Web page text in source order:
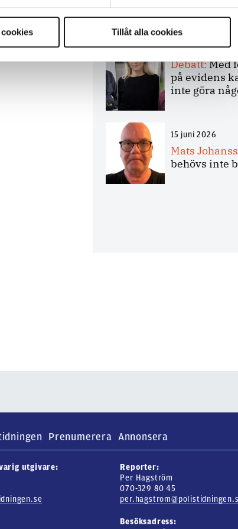
Tillåt alla cookies
bakbinder
7 juli 2026
Debatt:Med
på evidens
inte göra
15 juni 2026
Mats
behövs inte
Prenumerera Annonsera
utgivare:
Reporter:
Per Hagström
070-329 80 45
Besöksadress: